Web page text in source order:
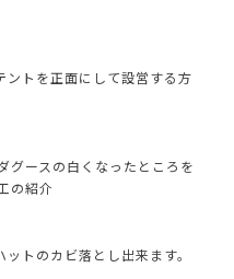
ントを正面にして設営する方
グースの白くなったところを
の紹介
トのカビ落とし出来ます。